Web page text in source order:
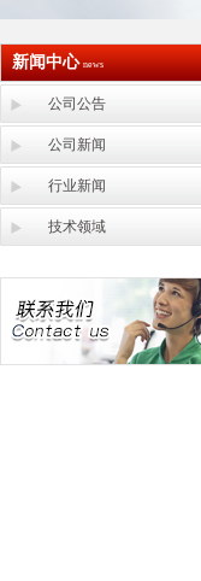
新闻中心 news
公司公告
公司新闻
行业新闻
技术领域